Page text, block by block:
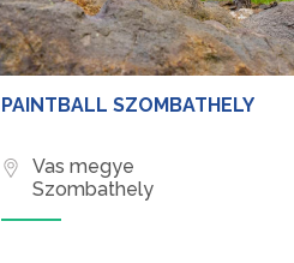
PAINTBALL SZOMBATHELY
Vas megye
Szombathely